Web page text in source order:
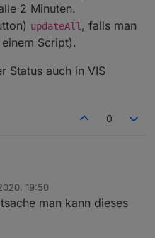
2 Minuten.
updateAll, falls man
Script).
Status auch in VIS
0
steht "Zu prüfende
xyz
- true
Admin-Settings eingestellter
19:50
man kann dieses